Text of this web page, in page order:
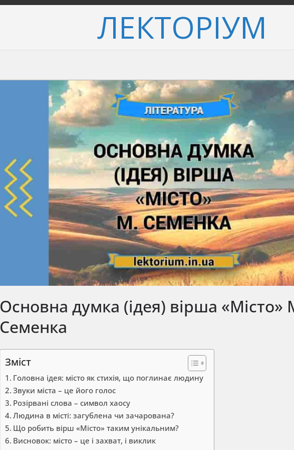
ЛЕКТОРІУМ
Основна думка (ідея) вірша «Місто»
Семенка
Зміст
Головна ідея: місто як стихія, що поглинає людину
Звуки міста – це його голос
Розірвані слова – символ хаосу
Людина в місті: загублена чи зачарована?
Що робить вірш «Місто» таким унікальним?
Висновок: місто – це і захват, і виклик